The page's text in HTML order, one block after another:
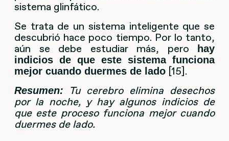
sistema glinfático.
Se trata de un sistema inteligente que se
descubrió hace poco tiempo. Por lo tanto,
aún se debe estudiar más, pero
hay
indicios de que este sistema funciona
mejor cuando duermes de lado [15].
Resumen: Tu cerebro elimina desechos
por la noche, y hay algunos indicios de
que este proceso funciona mejor cuando
duermes de lado.